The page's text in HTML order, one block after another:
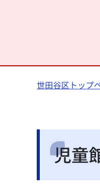
世田谷区トップ
児童